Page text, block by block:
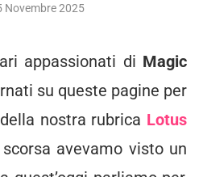
Novembre 2025
appassionati di Magic
su queste pagine per
nostra rubrica Lotus
avevamo visto un